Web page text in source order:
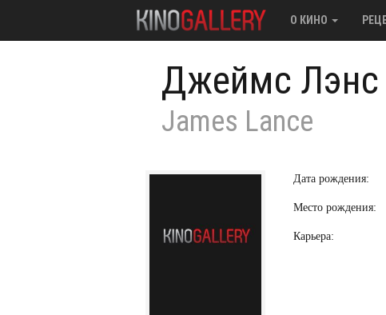
О КИНО
Джеймс Лэнс
James Lance
Дата рождения:
Место рождения:
Карьера: